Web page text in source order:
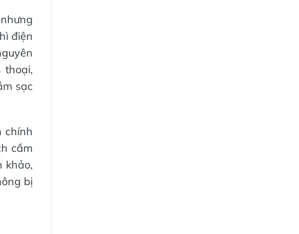
điện
thoại,
sạc
chính
cầm
khảo,
bị